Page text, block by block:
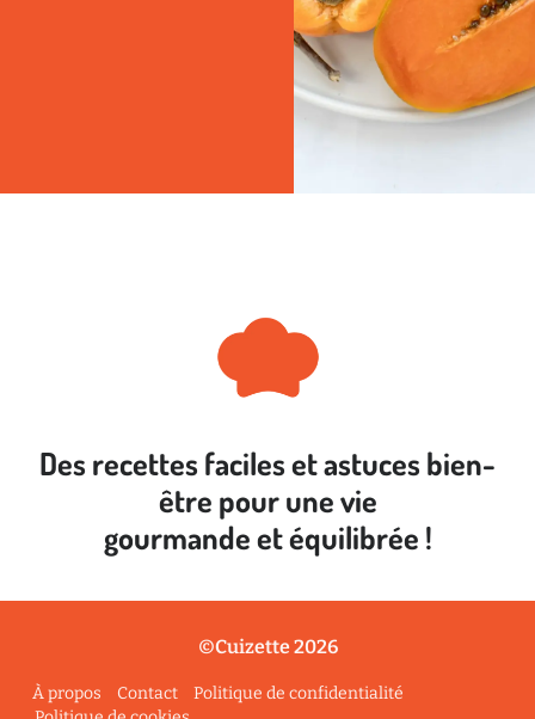
Des recettes faciles et astuces bien-
être pour une vie
gourmande et équilibrée !
©Cuizette 2026
À propos Contact
Politique de confidentialité